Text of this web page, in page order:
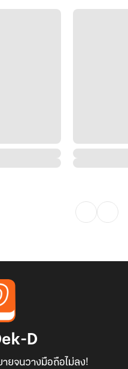
D
ยจนวางมือถือไม่ลง!